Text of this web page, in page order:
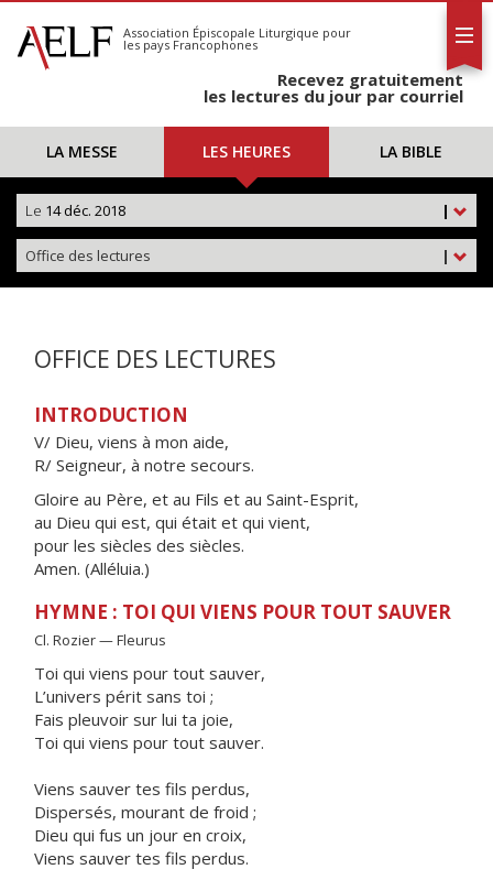
S'abonner
Calendrier
Association Épiscopale Liturgique pour
les pays Francophones
Recevez gratuitement
les lectures du jour par courriel
LA MESSE LES HEURES LA BIBLE
|
Le 14 déc. 2018
|
Office des lectures
OFFICE DES LECTURES
INTRODUCTION
V/ Dieu, viens à mon aide,
R/ Seigneur, à notre secours.
Gloire au Père, et au Fils et au Saint-Esprit,
au Dieu qui est, qui était et qui vient,
pour les siècles des siècles.
Amen. (Alléluia.)
HYMNE : TOI QUI VIENS POUR TOUT SAUVER
Cl. Rozier — Fleurus
Toi qui viens pour tout sauver,
L’univers périt sans toi ;
Fais pleuvoir sur lui ta joie,
Toi qui viens pour tout sauver.
Viens sauver tes fils perdus,
Dispersés, mourant de froid ;
Dieu qui fus un jour en croix,
Viens sauver tes fils perdus.